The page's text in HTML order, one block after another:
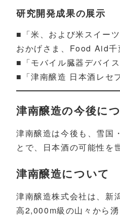
研究開発成果の展示
■「米、および米スイー
おかげさま、Food Aid千
■「モバイル臓器デバイ
■「津南醸造 日本酒レセ
津南醸造の今後に
津南醸造は今後も、雪国
とで、日本酒の可能性を
津南醸造について
津南醸造株式会社は、新
高2,000m級の山々から